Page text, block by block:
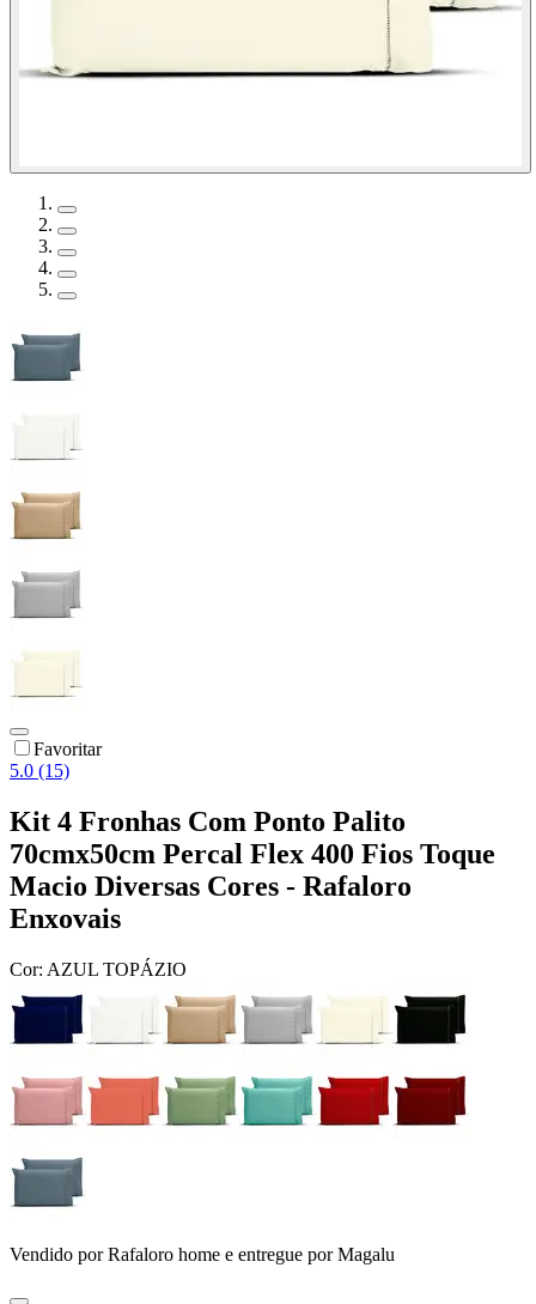
Favoritar
5.0 (15)
Kit 4 Fronhas Com Ponto Palito
70cmx50cm Percal Flex 400 Fios Toque
Macio Diversas Cores - Rafaloro
Enxovais
Cor: AZUL TOPÁZIO
Vendido porRafaloro home e entregue por Magalu